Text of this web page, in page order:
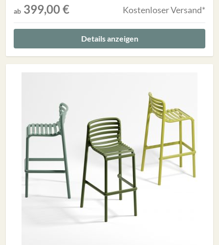
ab 399,00 € Kostenloser Versand*
Details anzeigen